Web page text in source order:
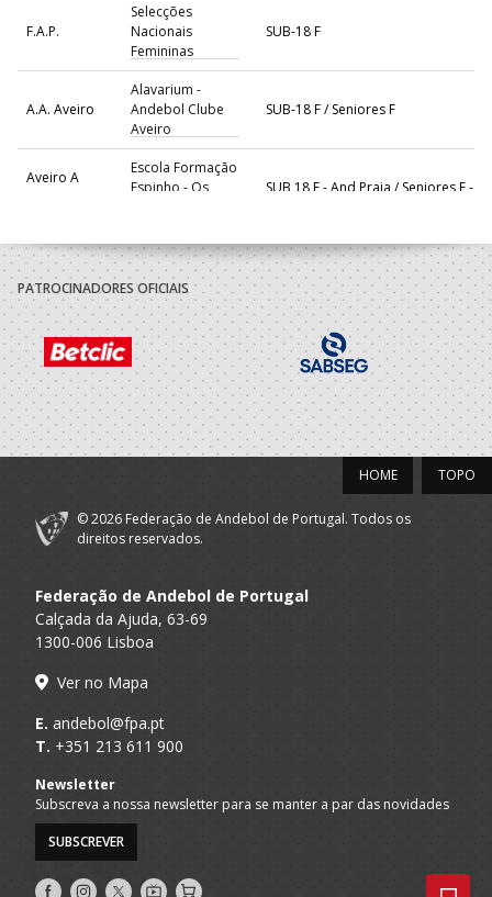
F.A.P.
Selecções
Nacionais
Femininas
SUB-18 F
A.A. Aveiro
Alavarium -
Andebol Clube
Aveiro
SUB-18 F / Seniores F
Aveiro A
Escola Formação
Espinho - Os
SUB 18 F - And Praia / Seniores F -
2023/24
Aveiro A
Praia
Escola Formação
Espinho - Os
Tigres - AP
SUB 16 F - And Praia / SUB 18 F -
A.A. Aveiro
Clube
Desportivo
Feirense
SUB-16 F / SUB-18 F
Clube
SUB-16 F / Seniores F
Selecções
2022/23
Porto A
Espinho - Os
Tigres
Clube
F.A.P.
Selecções
PATROCINADORES OFICIAIS
TOPO
HOME
© 2026 Federação de Andebol de Portugal. Todos os
direitos reservados.
Federação de Andebol de Portugal
Calçada da Ajuda, 63-69
1300-006 Lisboa
Ver no Mapa
E. andebol@fpa.pt
T. +351 213 611 900
Newsletter
Subscreva a nossa newsletter para se manter a par das novidades
SUBSCREVER
Siga- Siga- Siga- AndebolTV
Loja